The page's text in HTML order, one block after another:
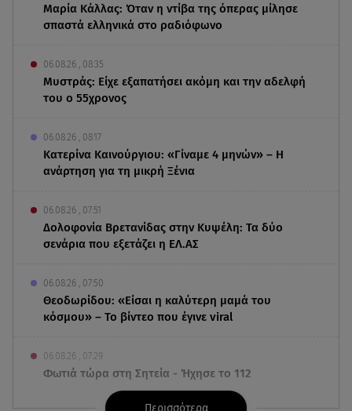
Μαρία Κάλλας: Όταν η ντίβα της όπερας μίλησε
σπαστά ελληνικά στο ραδιόφωνο
06.08.26 , 08:35
Μυστράς: Είχε εξαπατήσει ακόμη και την αδελφή
του ο 55χρονος
06.08.26 , 08:17
Κατερίνα Καινούργιου: «Γίναμε 4 μηνών» – Η
ανάρτηση για τη μικρή Ξένια
06.08.26 , 07:51
Δολοφονία Βρετανίδας στην Κυψέλη: Τα δύο
σενάρια που εξετάζει η ΕΛ.ΑΣ
06.08.26 , 07:50
Θεοδωρίδου: «Είσαι η καλύτερη μαμά του
κόσμου» – Το βίντεο που έγινε viral
06.08.26 , 07:29
Φωτιά τώρα στη Σητεία - Ήχησε το 112
Περισσότερα